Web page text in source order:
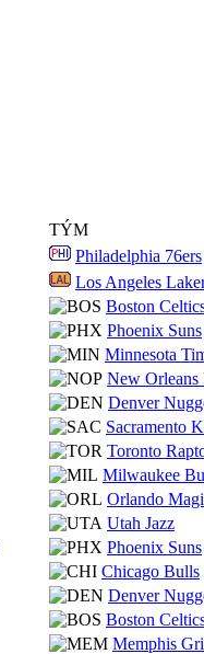
TÝM
Philadelphia 76ers
Los Angeles
Boston
Phoenix Suns
Minnesota
New Orleans
Denver
Sacramento
Toronto
Milwaukee
Orlando
Utah Jazz
Phoenix Suns
Chicago Bulls
Denver
Boston
Memphis